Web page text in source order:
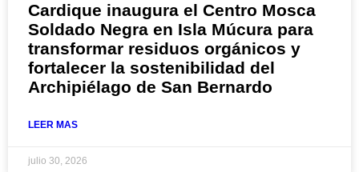
Cardique inaugura el Centro Mosca
Soldado Negra en Isla Múcura para
transformar residuos orgánicos y
fortalecer la sostenibilidad del
Archipiélago de San Bernardo
LEER MAS
julio 30, 2026